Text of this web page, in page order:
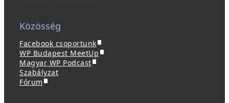
Közösség
Facebook csoportunk(
ú
j
WP Budapest MeetUp (
Magyar WP Podcast(
Szabályzat
Fórum (